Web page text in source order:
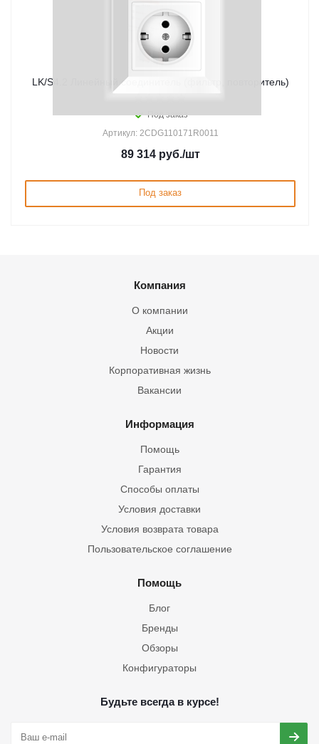
LK/S4.2 Линейный соединитель (фильтр, повторитель)
Под заказ
Артикул: 2CDG110171R0011
89 314руб./шт
Под заказ
Компания
О компании
Акции
Новости
Корпоративная жизнь
Вакансии
Информация
Помощь
Гарантия
Способы оплаты
Условия доставки
Условия возврата товара
Пользовательское соглашение
Помощь
Блог
Бренды
Обзоры
Конфигураторы
Будьте всегда в курсе!